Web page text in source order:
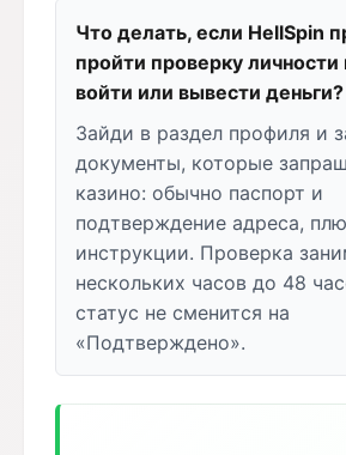
Что делать, если HellSpin
пройти проверку личности
войти или вывести деньги?
Зайди в раздел профиля и
документы, которые
казино: обычно паспорт и
подтверждение адреса,
инструкции. Проверка
нескольких часов до 48
статус не сменится на
«Подтверждено».